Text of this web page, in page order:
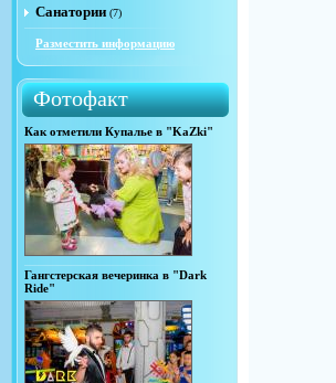
Санатории (7)
Разместить информацию
Фотофакт
Как отметили Купалье в "KaZki"
Гангстерская вечеринка в "Dark
Ride"